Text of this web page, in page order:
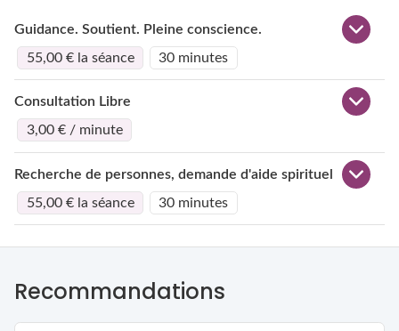
Guidance. Soutient. Pleine conscience.
55,00 € la séance 30 minutes
Consultation Libre
3,00 € / minute
Recherche de personnes, demande d'aide spirituel
55,00 € la séance 30 minutes
Recommandations